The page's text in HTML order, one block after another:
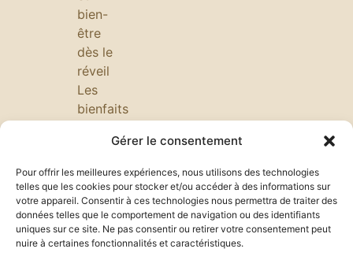
Gérer le consentement
Pour offrir les meilleures expériences, nous utilisons des technologies
telles que les cookies pour stocker et/ou accéder à des informations sur
votre appareil. Consentir à ces technologies nous permettra de traiter des
données telles que le comportement de navigation ou des identifiants
uniques sur ce site. Ne pas consentir ou retirer votre consentement peut
nuire à certaines fonctionnalités et caractéristiques.
bien-
être
dès le
réveil
Les
bienfaits
promenade
quotidienne
pour
l’esprit
:
réduire